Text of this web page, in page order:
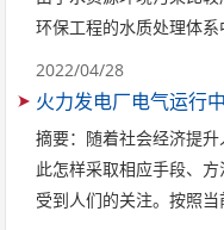
环保工程的水质处理体
2022/04/28
火力发电厂电气运行
摘要：随着社会经济提
此怎样采取相应手段、
受到人们的关注。按照